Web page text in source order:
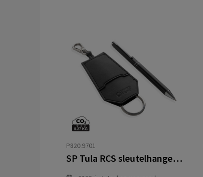
P820.9701
SP Tula RCS sleutelhanger en pen gift set